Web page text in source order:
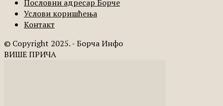
Пословни адресар Борче
Услови коришћења
Контакт
© Copyright 2025. - Борча Инфо
ВИШЕ ПРИЧА